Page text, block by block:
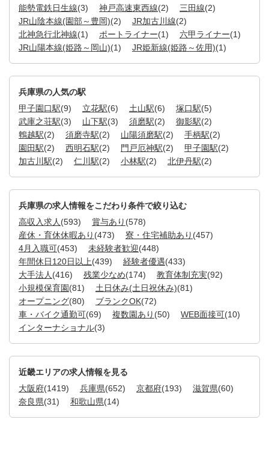
能勢電鉄日生線(3) 神戸高速東西線(2) 三田線(2)
JR山陰本線(園部～豊岡)(2) JR加古川線(2)
北神急行北神線(1) ポートライナー(1) 六甲ライナー(1)
JR山陽本線(姫路～岡山)(1) JR姫新線(姫路～佐用)(1)
兵庫県の人気の駅
甲子園口駅(9) 立花駅(6) 土山駅(6) 塚口駅(5)
武庫之荘駅(3) 山下駅(3) 須磨駅(2) 御影駅(2)
鵯越駅(2) 須磨寺駅(2) 山陽須磨駅(2) 手柄駅(2)
園田駅(2) 西明石駅(2) 門戸厄神駅(2) 甲子園駅(2)
加古川駅(2) 仁川駅(2) 小林駅(2) 北伊丹駅(2)
兵庫県の求人情報をこだわり条件で絞り込む
高収入求人 (593) 賞与あり (578)
産休・育休休暇あり (473) 寮・住宅補助あり (457)
4月入職可(453) 未経験者歓迎(448)
年間休日120日以上(439) 経験者優遇(433)
大手法人 (416) 残業少なめ(174) 教育体制充実(92)
小規模保育園(81) 土日休み(土日祝休み)(81)
オープニング(80) ブランクOK(72)
車・バイク通勤可(69) 複数園あり (50) WEB面接可(10)
インターナショナル(3)
近畿エリアの求人情報を見る
大阪府(1419) 兵庫県(652) 京都府(193) 滋賀県(60)
奈良県(31) 和歌山県(14)